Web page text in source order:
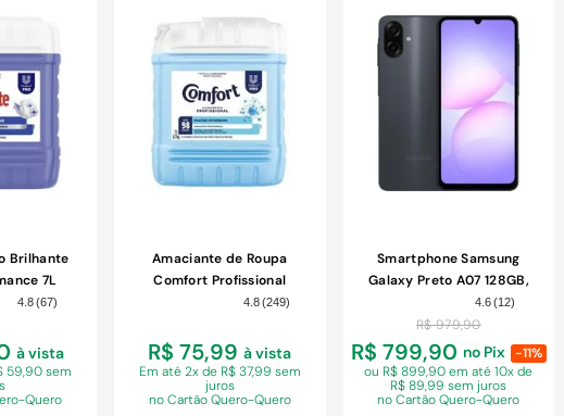
Brilhante
7L
4.8(67)
à vista
59,90 sem
Quero
Amaciante de Roupa
Comfort Profissional
Original Pro Galão 7L
4.8(249)
R$ 75,99 à vista
Em até 2x de R$ 37,99 sem
juros
no Cartão Quero-Quero
Smartphone Samsung
Galaxy Preto A07 128GB,
4GB RAM + 4GB RAM
PLUS,Camera Dupla
Traseira de até 50MP, Self
4.6(12)
R$ 979,90
R$ 799,90 no Pix
-11%
ou R$ 899,90 ematé 10x de
R$ 89,99 sem juros
no Cartão Quero-Quero